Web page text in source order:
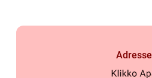
Adresse